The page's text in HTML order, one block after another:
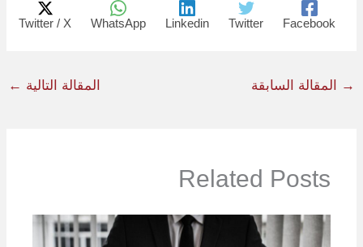
Facebook
Twitter
Linkedin
WhatsApp
Twitter / X
→ المقالة السابقة المقالة التالية ←
Related Posts